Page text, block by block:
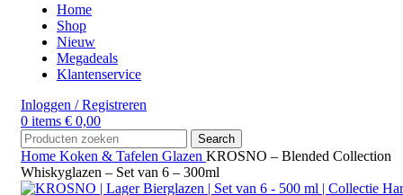
Home
Shop
Nieuw
Megadeals
Klantenservice
Inloggen / Registreren
0 items € 0,00
Search
Home Koken & Tafelen Glazen KROSNO – Blended Collection
Whiskyglazen – Set van 6 – 300ml